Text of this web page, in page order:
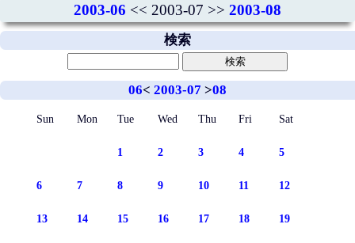
2003-06 << 2003-07 >> 2003-08
検索
06< 2003-07 >08
Sun Mon Tue Wed Thu Fri Sat
1 2 3 4 5
6 7 8 9 10 11 12
13 14 15 16 17 18 19